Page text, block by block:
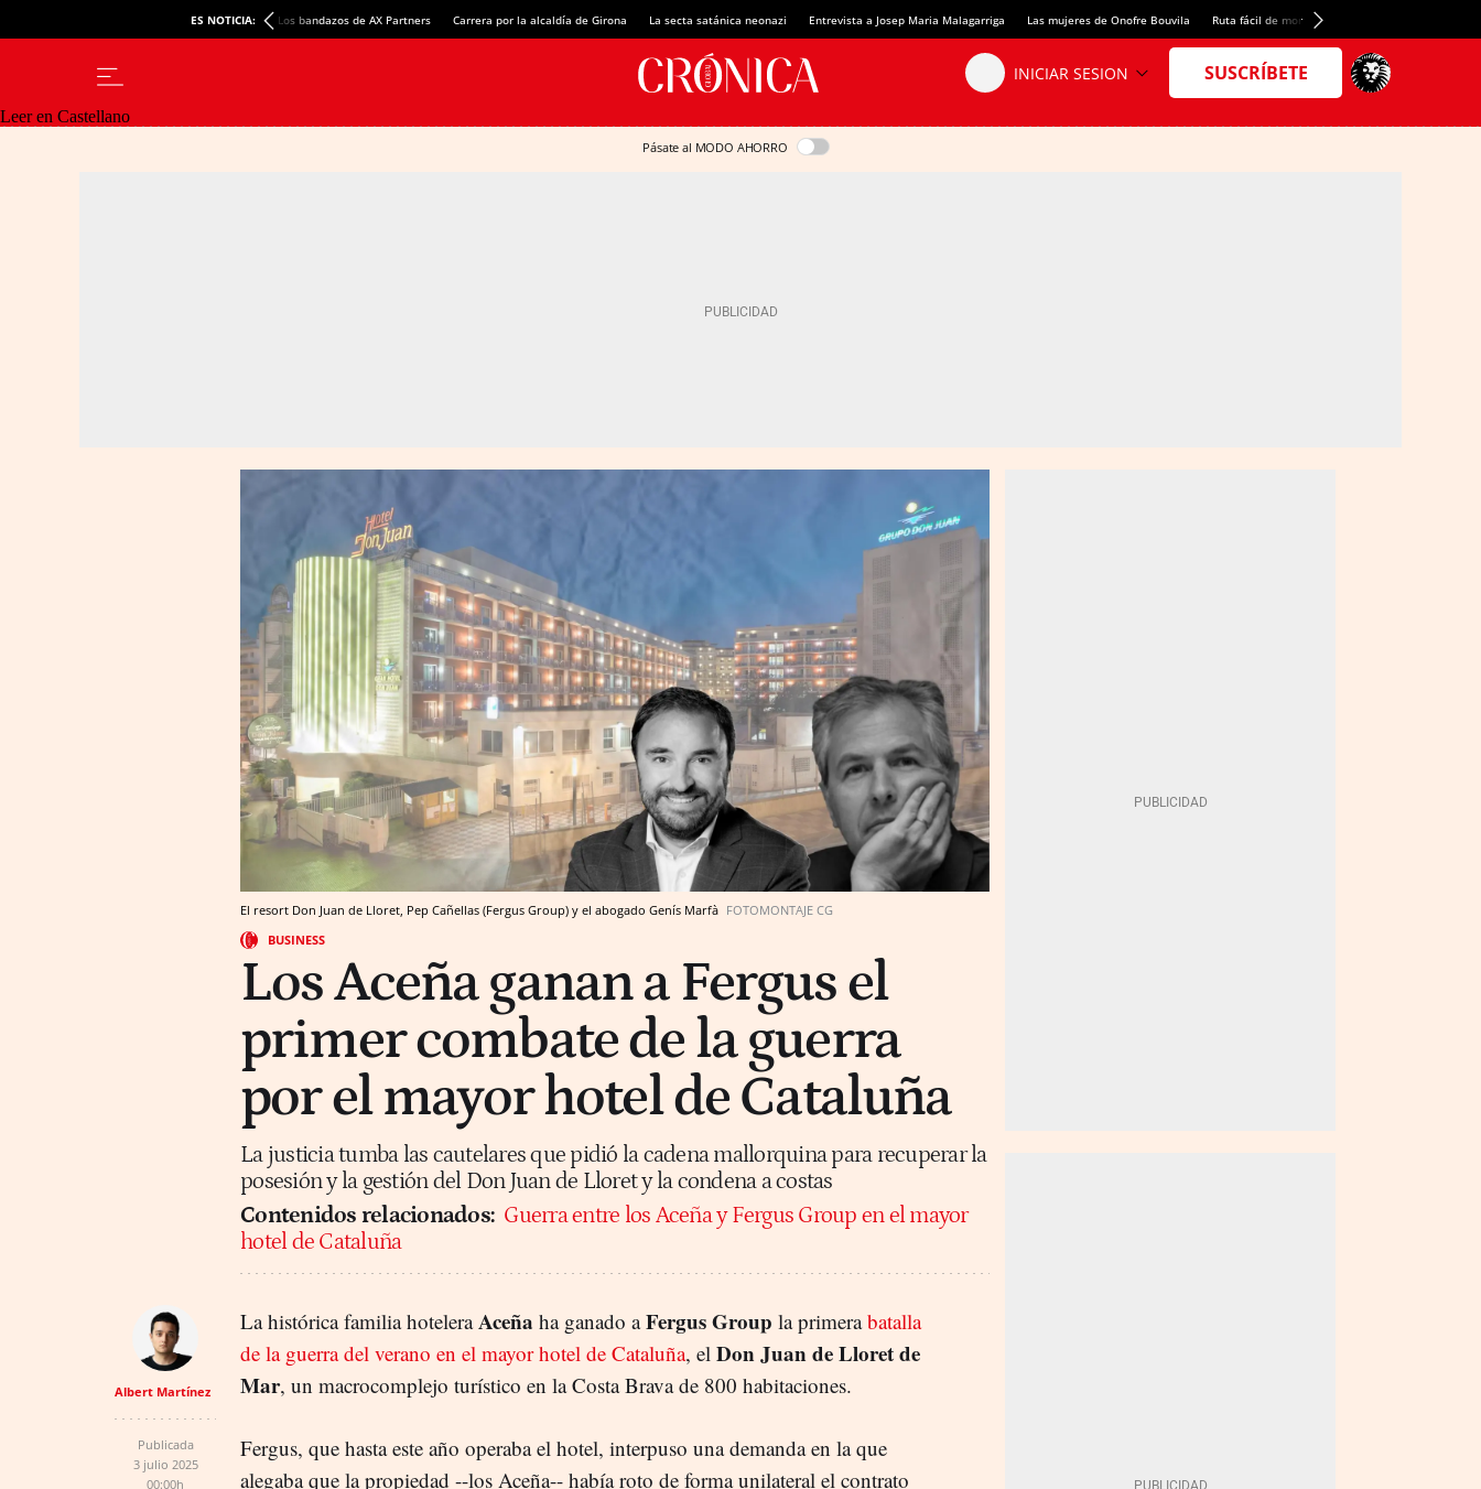
ES NOTICIA: Los bandazos de AX Partners Carrera por la alcaldía de Girona La secta satánica neonazi Entrevista a Josep Maria Malagarriga Las mujeres de Onofre Bouvila Ruta fácil de montaña
Leer en Castellano
Pásate al MODO AHORRO
El resort Don Juan de Lloret, Pep Cañellas (Fergus Group) y el abogado Genís Marfà FOTOMONTAJE CG
BUSINESS
Los Aceña ganan a Fergus el
primer combate de la guerra
por el mayor hotel de Cataluña
La justicia tumba las cautelares que pidió la cadena mallorquina para recuperar la
posesión y la gestión del Don Juan de Lloret y la condena a costas
Contenidos relacionados: Guerra entre los Aceña y Fergus Group en el mayor
hotel de Cataluña
Albert Martínez
Publicada
3 julio 2025
00:00h
La histórica familia hoteleraAceña ha ganado aFergus Group la primerabatalla
de la guerra del verano en el mayor hotel de Cataluña, el Don Juan de Lloret de
Mar, un macrocomplejo turístico en la Costa Brava de 800 habitaciones.
Fergus, que hasta este año operaba el hotel, interpuso una demanda en la que
alegaba que la propiedad --los Aceña-- había roto de forma unilateral el contrato